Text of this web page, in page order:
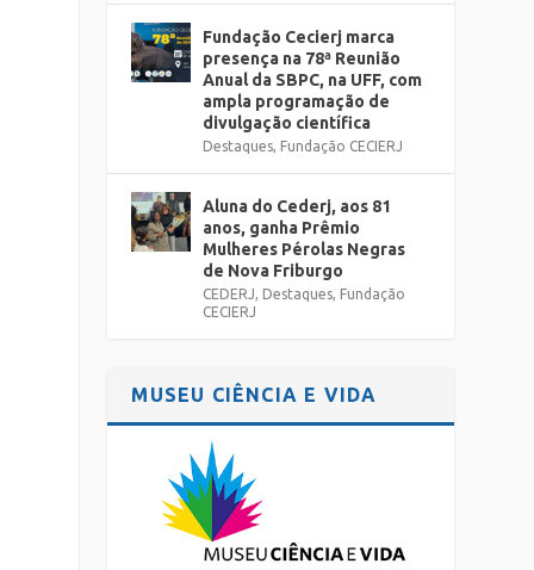
Fundação Cecierj marca
presença na 78ª Reunião
Anual da SBPC, na UFF, com
ampla programação de
divulgação científica
Destaques, Fundação CECIERJ
Aluna do Cederj, aos 81
anos, ganha Prêmio
Mulheres Pérolas Negras
de Nova Friburgo
CEDERJ, Destaques, Fundação
CECIERJ
MUSEU CIÊNCIA E VIDA